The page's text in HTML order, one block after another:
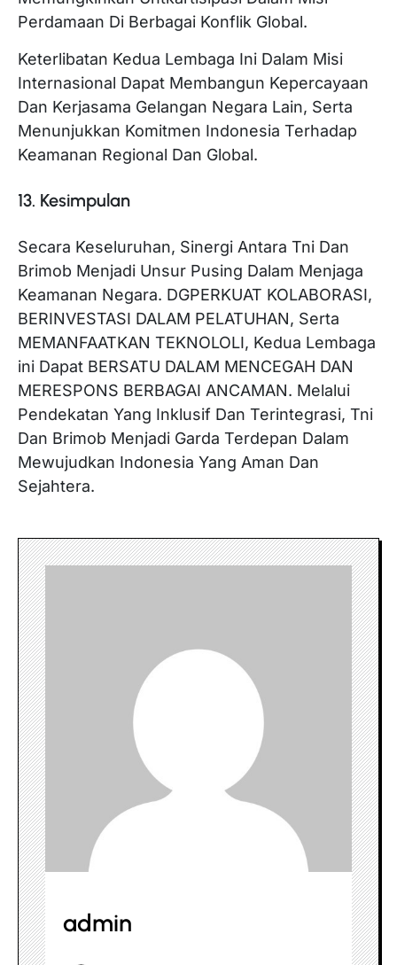
Perdamaan Di Berbagai Konflik Global.
Keterlibatan Kedua Lembaga Ini Dalam Misi
Internasional Dapat Membangun Kepercayaan
Dan Kerjasama Gelangan Negara Lain, Serta
Menunjukkan Komitmen Indonesia Terhadap
Keamanan Regional Dan Global.
13. Kesimpulan
Secara Keseluruhan, Sinergi Antara Tni Dan
Brimob Menjadi Unsur Pusing Dalam Menjaga
Keamanan Negara. DGPERKUAT KOLABORASI,
BERINVESTASI DALAM PELATUHAN, Serta
MEMANFAATKAN TEKNOLOLI, Kedua Lembaga
ini Dapat BERSATU DALAM MENCEGAH DAN
MERESPONS BERBAGAI ANCAMAN. Melalui
Pendekatan Yang Inklusif Dan Terintegrasi, Tni
Dan Brimob Menjadi Garda Terdepan Dalam
Mewujudkan Indonesia Yang Aman Dan
Sejahtera.
admin